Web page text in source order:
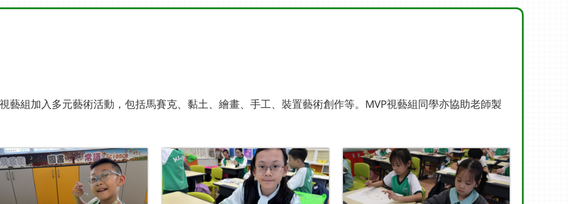
藝組加入多元藝術活動，包括馬賽克、黏土、繪畫、手工、裝置藝術創作等。MVP視藝組同學亦協助老師製